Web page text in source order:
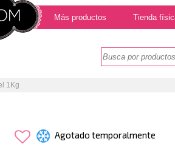
Más productos Tienda
1Kg
Agotado temporalmente